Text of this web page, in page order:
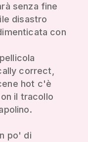
senza fine
disastro
con
correct,
hot c'è
il tracollo
po' di